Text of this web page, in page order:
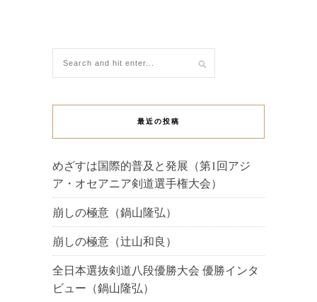
最近の投稿
めざすは国際的普及と発展（第1回アジ
ア・オセアニア剣道選手権大会）
崩しの極意（鍋山隆弘）
崩しの極意（辻山和良）
全日本選抜剣道八段優勝大会 優勝インタ
ビュー（鍋山隆弘）